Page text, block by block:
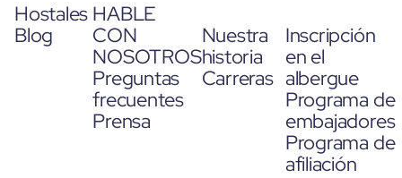
Hostales
Blog
HABLE
CON
NOSOTROS
Preguntas
frecuentes
Prensa
Nuestra
historia
Carreras
Inscripción
en el
albergue
Programa de
embajadores
Programa de
afiliación